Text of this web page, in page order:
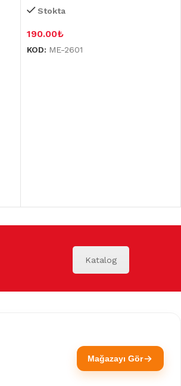
Stokta
190.00₺
KOD: ME-2601
Katalog
Mağazayı Gör